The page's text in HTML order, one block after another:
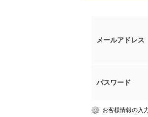
メールアドレス
パスワード
お客様情報の入